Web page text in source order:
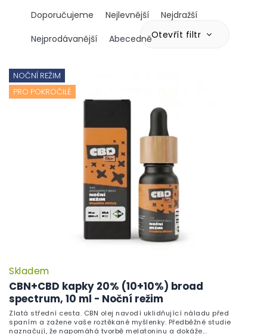
Ř
a
í
p
r
Doporučujeme Nejlevnější
Nejdražší
Nejprodávanější
AbecedněOtevřít filtr
ý
p
i
NOČNÍ REŽIM
PRO POKROČILÉ
CBN+CBD kapky 20% (10+10%) broad
spectrum, 10 ml - Noční režim
Skladem
Zlatá střední cesta. CBN olej navodí uklidňující náladu před
spaním a zažene vaše roztěkané myšlenky. Předběžné studie
naznačují, že napomáhá tvorbě melatoninu a dokáže...